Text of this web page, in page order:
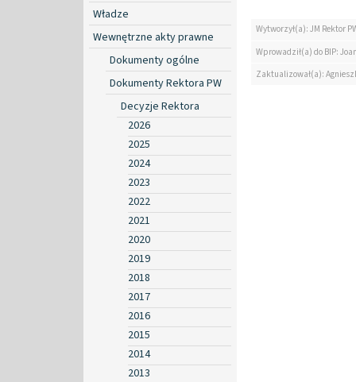
Władze
Wewnętrzne akty prawne
Dokumenty ogólne
Dokumenty Rektora PW
Decyzje Rektora
2026
2025
2024
2023
2022
2021
2020
2019
2018
2017
2016
2015
2014
2013
Wytworzył(a): JM Rektor
Wprowadził(a) do BIP:
Zaktualizował(a):